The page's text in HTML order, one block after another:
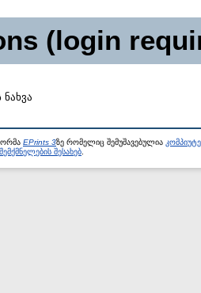
(login
ნახვა
EPrints 3ზე რომელიც შემუშავებულია
შესახებ.